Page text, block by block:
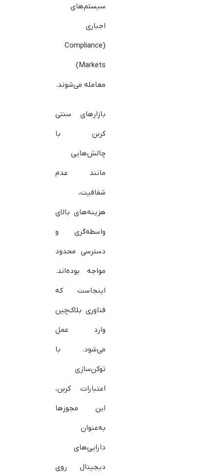
سیستم‌های
اجباری
(Compliance
Markets)
معامله می‌شوند.
بازارهای سنتی
کربن با
چالش‌هایی
مانند عدم
شفافیت،
هزینه‌های بالای
واسطه‌گری و
دسترسی محدود
مواجه بوده‌اند.
اینجاست که
فناوری بلاک‌چین
وارد عمل
می‌شود. با
توکن‌سازی
اعتبارات کربن،
این مجوزها
به‌عنوان
دارایی‌های
دیجیتال روی